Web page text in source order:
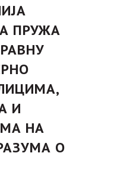
ПРУЖА
И
НА
О